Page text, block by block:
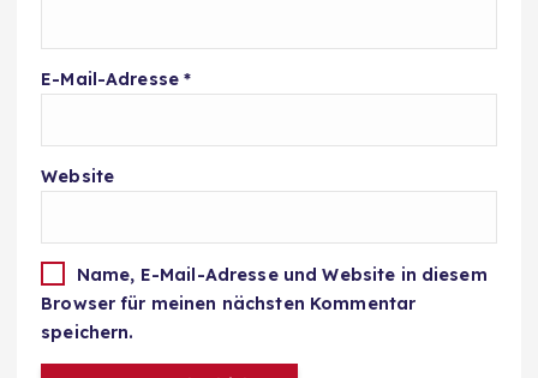
E-Mail-Adresse*
Website
Name, E-Mail-Adresse und Website in diesem
Browser für meinen nächsten Kommentar
speichern.